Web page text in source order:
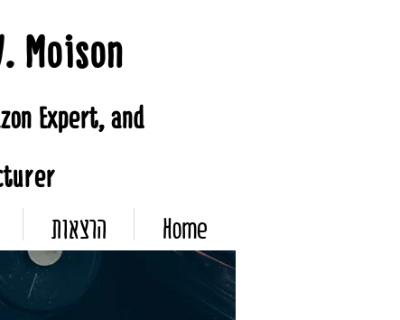
Moison
Expert, and
Home הרצאות